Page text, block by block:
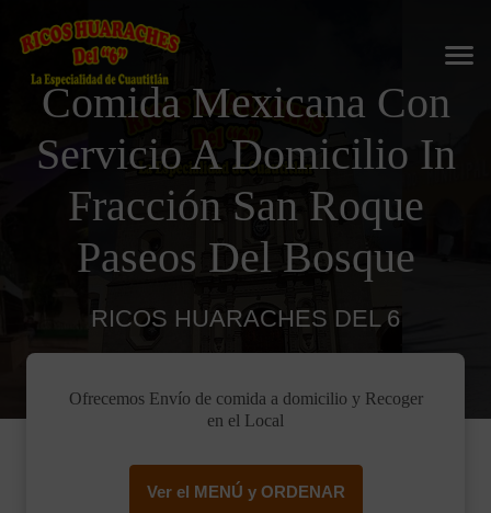
Comida Mexicana Con
Servicio A Domicilio In
Fracción San Roque
Paseos Del Bosque
RICOS HUARACHES DEL 6
Ofrecemos Envío de comida a domicilio y Recoger
en el Local
Ver el MENÚ y ORDENAR